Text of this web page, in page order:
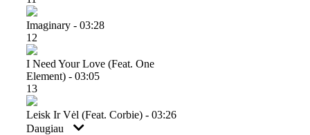
Imaginary - 03:28
12
I Need Your Love (feat. One
Element) - 03:05
13
Leisk Ir Vėl (feat. Corbie) - 03:26
Daugiau